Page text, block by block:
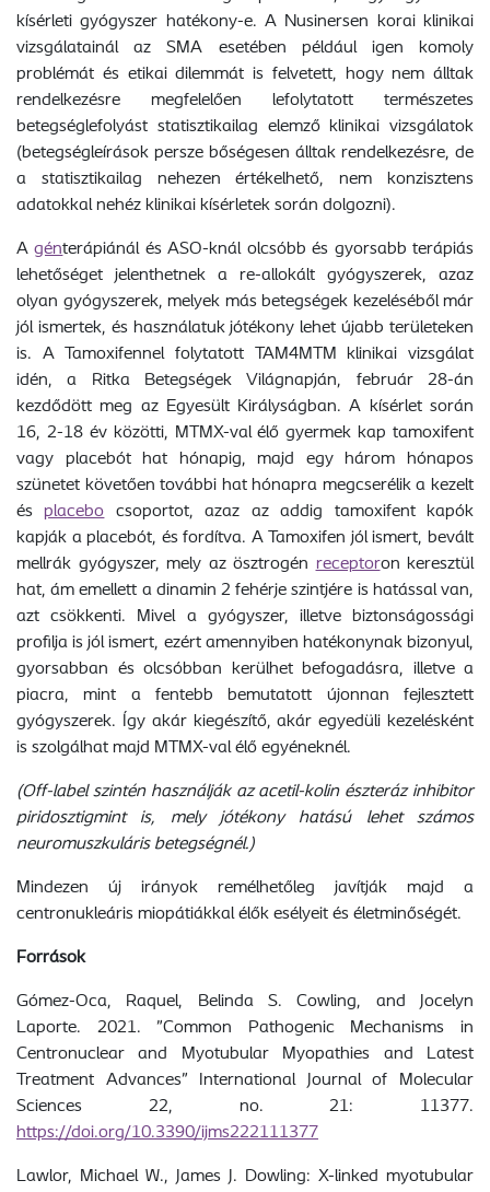
kísérleti gyógyszer hatékony-e. A Nusinersen korai klinikai
vizsgálatainál az SMA esetében például igen komoly
problémát és etikai dilemmát is felvetett, hogy nem álltak
rendelkezésre megfelelően lefolytatott természetes
betegséglefolyást statisztikailag elemző klinikai vizsgálatok
(betegségleírások persze bőségesen álltak rendelkezésre, de
a statisztikailag nehezen értékelhető, nem konzisztens
adatokkal nehéz klinikai kísérletek során dolgozni).
Agénterápiánál és ASO-knál olcsóbb és gyorsabb terápiás
lehetőséget jelenthetnek a re-allokált gyógyszerek, azaz
olyan gyógyszerek, melyek más betegségek kezeléséből már
jól ismertek, és használatuk jótékony lehet újabb területeken
is. A Tamoxifennel folytatott TAM4MTM klinikai vizsgálat
idén, a Ritka Betegségek Világnapján, február 28-án
kezdődött meg az Egyesült Királyságban. A kísérlet során
16, 2-18 év közötti, MTMX-val élő gyermek kap tamoxifent
vagy placebót hat hónapig, majd egy három hónapos
szünetet követően további hat hónapra megcserélik a kezelt
ésplacebo csoportot, azaz az addig tamoxifent kapók
kapják a placebót, és fordítva. A Tamoxifen jól ismert, bevált
mellrák gyógyszer, mely az ösztrogén receptoron keresztül
hat, ám emellett a dinamin 2 fehérje szintjére is hatással van,
azt csökkenti. Mivel a gyógyszer, illetve biztonságossági
profilja is jól ismert, ezért amennyiben hatékonynak bizonyul,
gyorsabban és olcsóbban kerülhet befogadásra, illetve a
piacra, mint a fentebb bemutatott újonnan fejlesztett
gyógyszerek. Így akár kiegészítő, akár egyedüli kezelésként
is szolgálhat majd MTMX-val élő egyéneknél.
(Off-label szintén használják az acetil-kolin észteráz inhibitor
piridosztigmint is, mely jótékony hatású lehet számos
neuromuszkuláris betegségnél.)
Mindezen új irányok remélhetőleg javítják majd a
centronukleáris miopátiákkal élők esélyeit és életminőségét.
Források
Gómez-Oca, Raquel, Belinda S. Cowling, and Jocelyn
Laporte. 2021. "Common Pathogenic Mechanisms in
Centronuclear and Myotubular Myopathies and Latest
Treatment Advances" International Journal of Molecular
Sciences 22, no. 21: 11377.
https://doi.org/10.3390/ijms222111377
Lawlor, Michael W., James J. Dowling: X-linked myotubular